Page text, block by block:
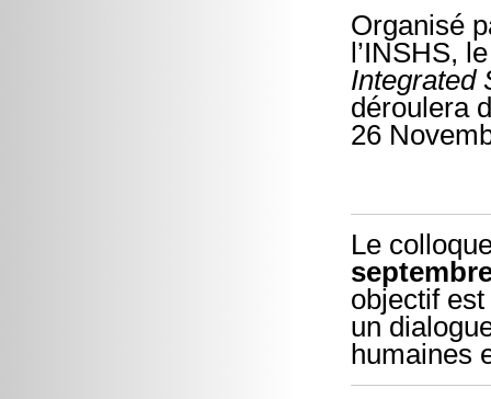
Organisé
l’INSHS,
Integrated
déroulera
26
Le
objectif
un
humaines